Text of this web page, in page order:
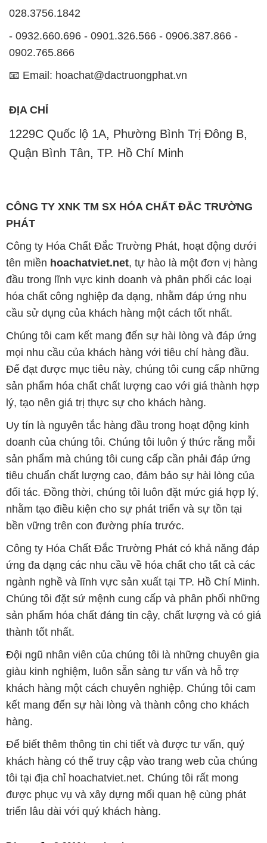
028.3756.1842
- 0932.660.696 - 0901.326.566 - 0906.387.866 -
0902.765.866
📧 Email: hoachat@dactruongphat.vn
ĐỊA CHỈ
1229C Quốc lộ 1A, Phường Bình Trị Đông B,
Quận Bình Tân, TP. Hồ Chí Minh
CÔNG TY XNK TM SX HÓA CHẤT ĐẮC TRƯỜNG
PHÁT
Công ty Hóa Chất Đắc Trường Phát, hoạt động dưới
tên miền hoachatviet.net, tự hào là một đơn vị hàng
đầu trong lĩnh vực kinh doanh và phân phối các loại
hóa chất công nghiệp đa dạng, nhằm đáp ứng nhu
cầu sử dụng của khách hàng một cách tốt nhất.
Chúng tôi cam kết mang đến sự hài lòng và đáp ứng
mọi nhu cầu của khách hàng với tiêu chí hàng đầu.
Để đạt được mục tiêu này, chúng tôi cung cấp những
sản phẩm hóa chất chất lượng cao với giá thành hợp
lý, tạo nên giá trị thực sự cho khách hàng.
Uy tín là nguyên tắc hàng đầu trong hoạt động kinh
doanh của chúng tôi. Chúng tôi luôn ý thức rằng mỗi
sản phẩm mà chúng tôi cung cấp cần phải đáp ứng
tiêu chuẩn chất lượng cao, đảm bảo sự hài lòng của
đối tác. Đồng thời, chúng tôi luôn đặt mức giá hợp lý,
nhằm tạo điều kiện cho sự phát triển và sự tồn tại
bền vững trên con đường phía trước.
Công ty Hóa Chất Đắc Trường Phát có khả năng đáp
ứng đa dạng các nhu cầu về hóa chất cho tất cả các
ngành nghề và lĩnh vực sản xuất tại TP. Hồ Chí Minh.
Chúng tôi đặt sứ mệnh cung cấp và phân phối những
sản phẩm hóa chất đáng tin cậy, chất lượng và có giá
thành tốt nhất.
Đội ngũ nhân viên của chúng tôi là những chuyên gia
giàu kinh nghiệm, luôn sẵn sàng tư vấn và hỗ trợ
khách hàng một cách chuyên nghiệp. Chúng tôi cam
kết mang đến sự hài lòng và thành công cho khách
hàng.
Để biết thêm thông tin chi tiết và được tư vấn, quý
khách hàng có thể truy cập vào trang web của chúng
tôi tại địa chỉ hoachatviet.net. Chúng tôi rất mong
được phục vụ và xây dựng mối quan hệ cùng phát
triển lâu dài với quý khách hàng.